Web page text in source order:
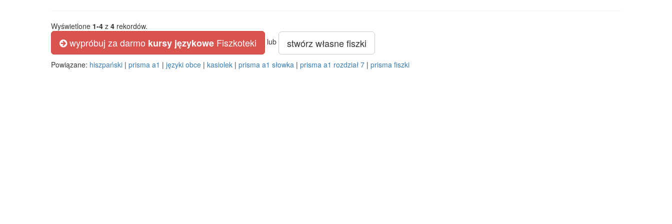
Wyświetlone 1-4 z 4 rekordów.
wypróbuj za darmo kursy językowe Fiszkoteki lub stwórz własne fiszki
Powiązane: hiszpański | prisma a1 | języki obce | kasiolek | prisma a1 słowka | prisma a1 rozdział 7 | prisma fiszki